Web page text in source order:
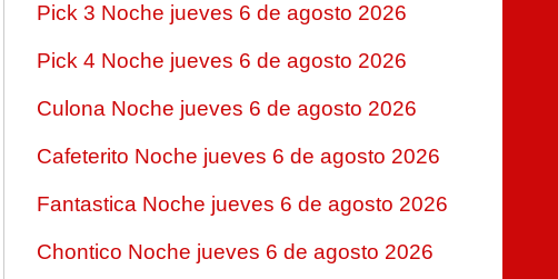
Pick 3 Noche jueves 6 de agosto 2026
Pick 4 Noche jueves 6 de agosto 2026
Culona Noche jueves 6 de agosto 2026
Cafeterito Noche jueves 6 de agosto 2026
Fantastica Noche jueves 6 de agosto 2026
Chontico Noche jueves 6 de agosto 2026